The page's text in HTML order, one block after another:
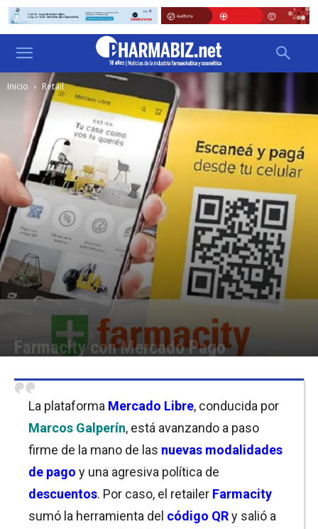
Inicio Retail
Farmacity con Mercado Pago
La plataforma Mercado Libre, conducida por
Marcos Galperín, está avanzando a paso
firme de la mano de las nuevas modalidades
de pago y una agresiva política de
descuentos. Por caso, el retailer Farmacity
sumó la herramienta del código QRy salió a